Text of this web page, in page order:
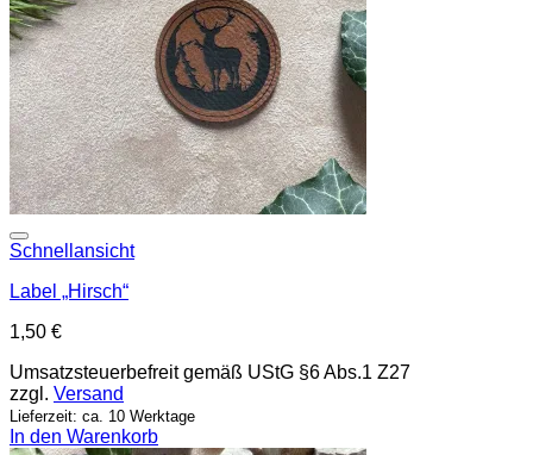
Schnellansicht
Label „Hirsch“
1,50 €
Umsatzsteuerbefreit gemäß UStG §6 Abs.1 Z27
zzgl. Versand
Lieferzeit: ca. 10 Werktage
In den Warenkorb